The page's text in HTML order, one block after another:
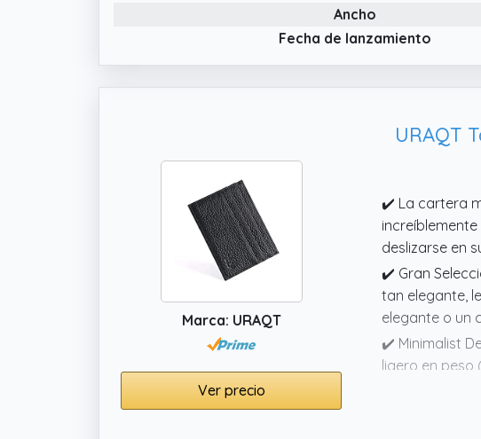
Ancho
Fecha de lanzamiento
URAQT
Marca: URAQT
Ver precio
✔️ La cartera
deslizarse en
✔️ Gran
tan elegante,
elegante o un
✔️ Minimalist
ligero en peso